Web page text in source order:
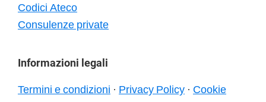
Codici Ateco
Consulenze private
Informazioni legali
Termini e condizioni · Privacy Policy · Cookie